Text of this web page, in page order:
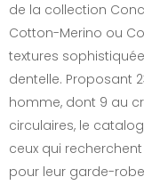
de la collection
Cotton-Merino ou
textures
dentelle. Proposant
homme, dont 9 au
circulaires, le
ceux qui
pour leur garde-